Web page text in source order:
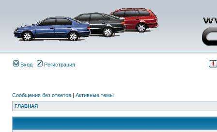
Вход Регистрация
Сообщения без ответов | Активные темы
ГЛАВНАЯ